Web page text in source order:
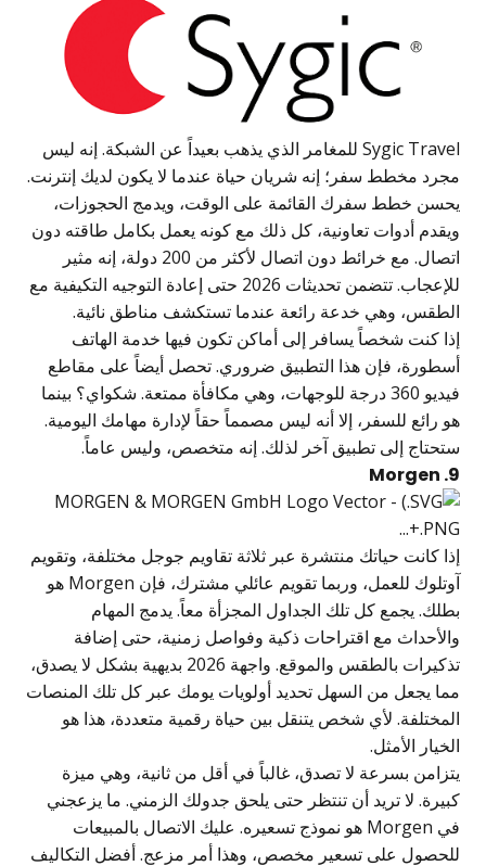
Sygic Travel للمغامر الذي يذهب بعيداً عن الشبكة. إنه ليس
مجرد مخطط سفر؛ إنه شريان حياة عندما لا يكون لديك إنترنت.
يحسن خطط سفرك القائمة على الوقت، ويدمج الحجوزات،
ويقدم أدوات تعاونية، كل ذلك مع كونه يعمل بكامل طاقته دون
اتصال. مع خرائط دون اتصال لأكثر من 200 دولة، إنه مثير
للإعجاب. تتضمن تحديثات 2026 حتى إعادة التوجيه التكيفية مع
الطقس، وهي خدعة رائعة عندما تستكشف مناطق نائية.
إذا كنت شخصاً يسافر إلى أماكن تكون فيها خدمة الهاتف
أسطورة، فإن هذا التطبيق ضروري. تحصل أيضاً على مقاطع
فيديو 360 درجة للوجهات، وهي مكافأة ممتعة. شكواي؟ بينما
هو رائع للسفر، إلا أنه ليس مصمماً حقاً لإدارة مهامك اليومية.
ستحتاج إلى تطبيق آخر لذلك. إنه متخصص، وليس عاماً.
9. Morgen
إذا كانت حياتك منتشرة عبر ثلاثة تقاويم جوجل مختلفة، وتقويم
آوتلوك للعمل، وربما تقويم عائلي مشترك، فإن Morgen هو
بطلك. يجمع كل تلك الجداول المجزأة معاً. يدمج المهام
والأحداث مع اقتراحات ذكية وفواصل زمنية، حتى إضافة
تذكيرات بالطقس والموقع. واجهة 2026 بديهية بشكل لا يصدق،
مما يجعل من السهل تحديد أولويات يومك عبر كل تلك المنصات
المختلفة. لأي شخص يتنقل بين حياة رقمية متعددة، هذا هو
الخيار الأمثل.
يتزامن بسرعة لا تصدق، غالباً في أقل من ثانية، وهي ميزة
كبيرة. لا تريد أن تنتظر حتى يلحق جدولك الزمني. ما يزعجني
في Morgen هو نموذج تسعيره. عليك الاتصال بالمبيعات
للحصول على تسعير مخصص، وهذا أمر مزعج. أفضل التكاليف